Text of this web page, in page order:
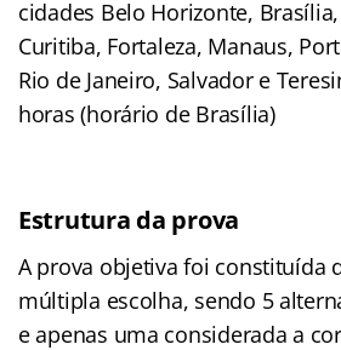
cidades Belo Horizonte,
Curitiba, Fortaleza, Manaus,
Rio de Janeiro, Salvador e
horas (horário de Brasília)
Estrutura da prova
A prova objetiva foi constituída
múltipla escolha, sendo 5
e apenas uma considerada a